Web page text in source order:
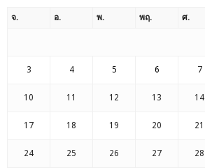
จ. อ. พ. พฤ. ศ.
3 4 5 6 7
10 11 12 13 14
17 18 19 20 21
24 25 26 27 28